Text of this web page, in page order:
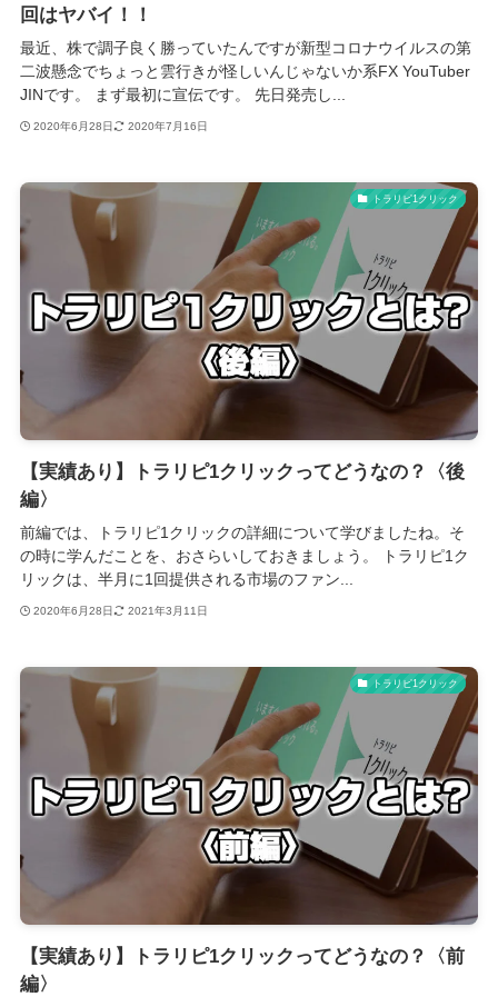
回はヤバイ！！
最近、株で調子良く勝っていたんですが新型コロナウイルスの第
二波懸念でちょっと雲行きが怪しいんじゃないか系FX YouTuber
JINです。 まず最初に宣伝です。 先日発売し...
2020年6月28日 2020年7月16日
トラリピ1クリック
【実績あり】トラリピ1クリックってどうなの？〈後
編〉
前編では、トラリピ1クリックの詳細について学びましたね。そ
の時に学んだことを、おさらいしておきましょう。 トラリピ1ク
リックは、半月に1回提供される市場のファン...
2020年6月28日 2021年3月11日
トラリピ1クリック
【実績あり】トラリピ1クリックってどうなの？〈前
編〉